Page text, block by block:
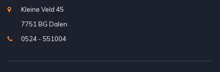
Kleine Veld 45
7751 BG Dalen
0524 - 551004